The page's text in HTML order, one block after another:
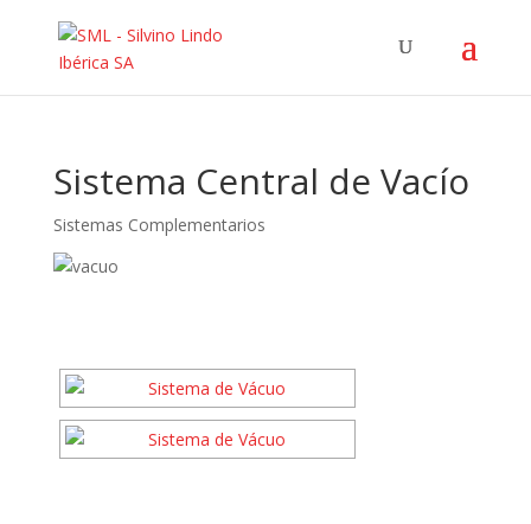
Sistema Central de Vacío
Sistemas Complementarios